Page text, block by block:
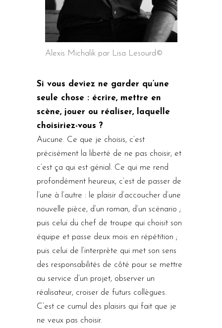
Alexis Michalik par Lisa Lesourd©
Si vous deviez ne garder qu’une
seule chose : écrire, mettre en
scène, jouer ou réaliser, laquelle
choisiriez-vous ?
Aucune. Ce que je choisis, c’est
précisément la liberté de ne pas choisir, et
c’est ça qui est génial. Ce qui me rend
profondément heureux, c’est de passer de
l’une à l’autre : le plaisir d’accoucher d’une
nouvelle pièce, d’un roman, d’un scénario ;
puis celui du chef de troupe qui choisit son
équipe et passe deux mois en répétition ;
puis celui de l’interprète qui met son sens
des responsabilités de côté pour se mettre
au service d’un projet, observer un
réalisateur, croiser de futurs collègues.
C’est ce cumul des plaisirs qui fait que je
ne veux pas choisir.